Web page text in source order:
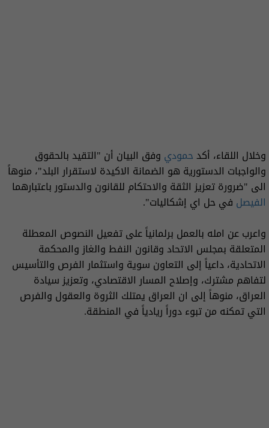
وخلال اللقاء، أكدحمودي وفق البيان أن "التقيد بالحقوق
والواجبات الدستورية هو الضمانة الاكيدة لاستقرار البلد"، منوهاً
الى "ضرورة تعزيز الثقة والاحتكام للقانون والدستور باعتبارهما
الفيصل في حل اي إشكاليات".
واعرب عن امله بالعمل برلمانياً على تفعيل النصوص المعطلة
المتعلقة بمجلس الاتحاد وقانون النفط والغاز والمحكمة
الاتحادية، داعياً إلى التعاون سوية واستثمار الفرص والتأسيس
لتفاهم مشترك، وإصلاح المسار الاقتصادي، وتعزيز سيادة
العراق، منوهاً إلى ان العراق يمتلك الثروة والعقول والفرص
التي تمكنه من تبوء دوراً ريادياً في المنطقة.